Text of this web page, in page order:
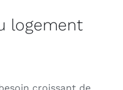
logement